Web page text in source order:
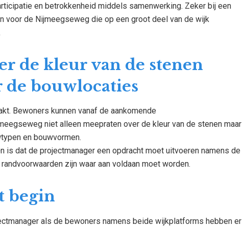
en betrokkenheid middels samenwerking. Zeker bij een
voor de Nijmeegseweg die op een groot deel van de wijk
de kleur van de stenen
de bouwlocaties
Bewoners kunnen vanaf de aankomende
niet alleen meepraten over de kleur van de stenen maar
en bouwvormen.
is dat de projectmanager een opdracht moet uitvoeren namens de
zijn waar aan voldaan moet worden.
begin
als de bewoners namens beide wijkplatforms hebben er